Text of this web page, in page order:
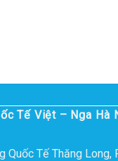
Tế Việt – Nga Hà
Quốc Tế Thăng Long,